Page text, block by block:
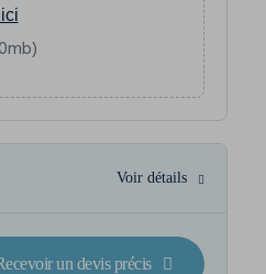
Voir détails
un devis précis